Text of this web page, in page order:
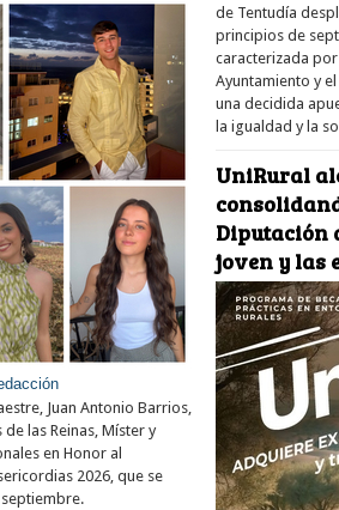
Juan Antonio Barrios,
las Reinas, Míster y
en Honor al
2026, que se
de Tentudía
principios de
caracterizada
Ayuntamiento y
una decidida
la igualdad y la
UniRural
Diputación
joven y las